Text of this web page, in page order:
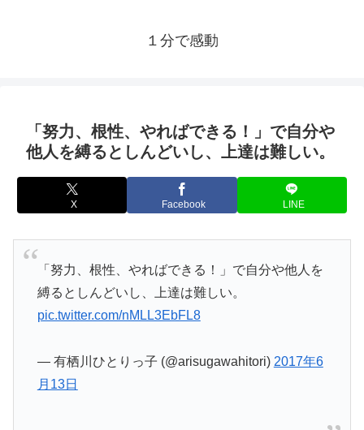
１分で感動
「努力、根性、やればできる！」で自分や
他人を縛るとしんどいし、上達は難しい。
X Facebook LINE
「努力、根性、やればできる！」で自分や他人を
縛るとしんどいし、上達は難しい。
pic.twitter.com/nMLL3EbFL8
— 有栖川ひとりっ子 (@arisugawahitori) 2017年6
月13日